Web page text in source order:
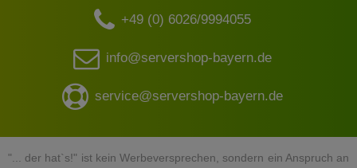
+49 (0) 6026/9994055
info@servershop-bayern.de
service@servershop-bayern.de
"... der hat`s!" ist kein Werbeversprechen, sondern ein Anspruch an